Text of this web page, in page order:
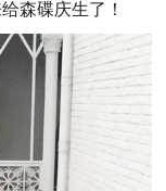
森碟庆生了！